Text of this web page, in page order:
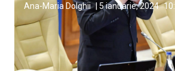
Ana-Maria Dolghii | 5 ianuarie, 2024